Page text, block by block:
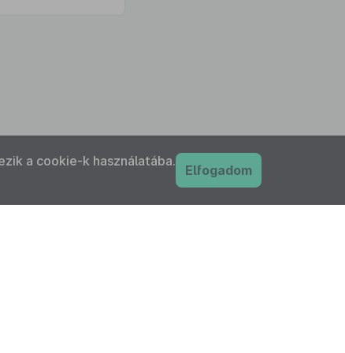
a cookie-k használatába.
Elfogadom